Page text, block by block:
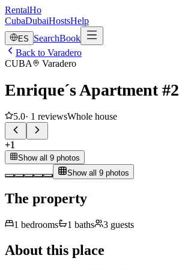
RentalHo
CubaDubaiHostsHelp
ES SearchBook
Back to Varadero
CUBA
Varadero
Enrique´s Apartment #2
5.0· 1 reviewsWhole house
+1
Show all 9 photos
Show all 9 photos
The property
1 bedrooms 1 baths 3 guests
About this place